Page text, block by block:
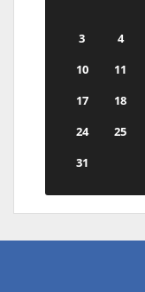
3
4
10
11
17
18
24
25
31